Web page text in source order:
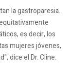
la gastroparesia.
es decir, los
mujeres jóvenes,
dice el Dr. Cline.